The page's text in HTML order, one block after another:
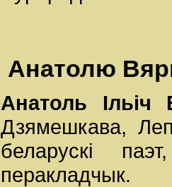
Анатолю
Анатоль Ільіч
Дзямешкава,
беларускі
перакладчык.